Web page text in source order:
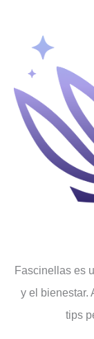
Fascinellas es
y el bienestar.
tips